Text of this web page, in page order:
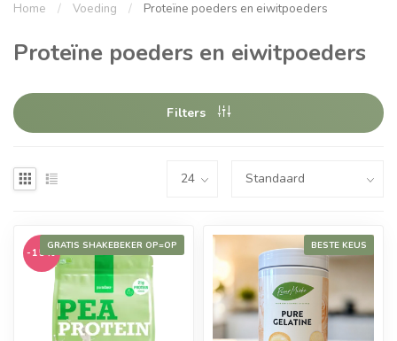
Home / Voeding / Proteïne poeders en eiwitpoeders
Proteïne poeders en eiwitpoeders
Filters
GRATIS SHAKEBEKER OP=OP
-15%
BESTE KEUS